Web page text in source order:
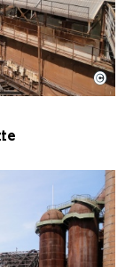
Hütte mit
Hütte | Karl
©